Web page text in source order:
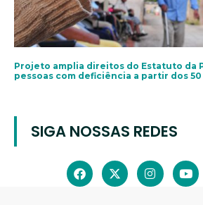
Projeto amplia direitos do Estatuto da
pessoas com deficiência a partir dos
SIGA NOSSAS REDES